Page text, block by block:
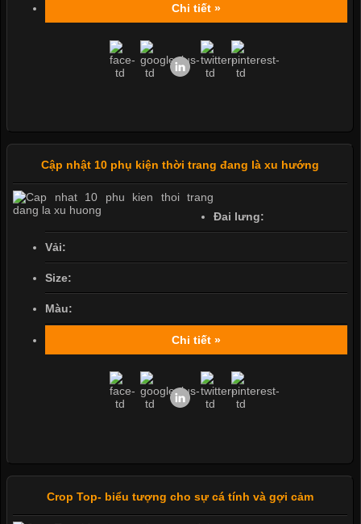
Chi tiết »
Cập nhật 10 phụ kiện thời trang đang là xu hướng
Đai lưng:
Vải:
Size:
Màu:
Chi tiết »
Crop Top- biểu tượng cho sự cá tính và gợi cảm